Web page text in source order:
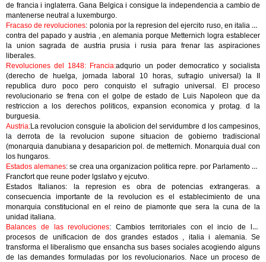
de francia i inglaterra. Gana Belgica i consigue la independencia a cambio de
mantenerse neutral a luxemburgo.
Fracaso de revoluciones: polonia por la represion del ejercito ruso, en italia en
contra del papado y austria , en alemania porque Metternich logra establecer
la union sagrada de austria prusia i rusia para frenar las aspiraciones
liberales.
Revoluciones del 1848: Francia:adqurio un poder democratico y socialista
(derecho de huelga, jornada laboral 10 horas, sufragio universal) la II
republica duro poco pero conquisto el sufragio universal. El proceso
revolucionario se frena con el golpe de estado de Luis Napoleon que da
restriccion a los derechos politicos, expansion economica y protag. d la
burguesia.
Austria:La revolucion consguie la abolicion del servidumbre d los campesinos,
la derrota de la revolucion supone situacion de gobierno tradiscional
(monarquia danubiana y desaparicion pol. de metternich. Monarquia dual con
los hungaros.
Estados alemanes: se crea una organizacion politica repre. por Parlamento de
Francfort que reune poder lgslatvo y ejcutvo.
Estados Italianos: la represion es obra de potencias extrangeras. a
consecuencia importante de la revolucion es el establecimiento de una
monarquia constitucional en el reino de piamonte que sera la cuna de la
unidad italiana.
Balances de las revoluciones: Cambios territoriales con el incio de los
procesos de unificacion de dos grandes estados , italia i alemania. Se
transforma el liberalismo que ensancha sus bases sociales acogiendo alguns
de las demandes formuladas por los revolucionarios. Nace un proceso de